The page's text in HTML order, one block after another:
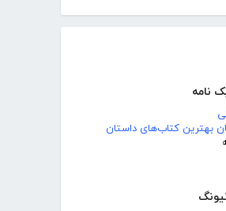
نامه
بهترین کتاب‌های داستان